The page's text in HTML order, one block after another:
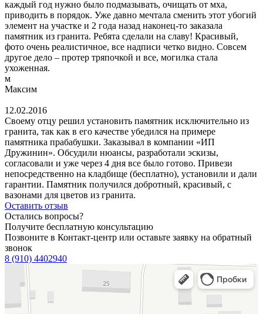
каждый год нужно было подмазывать, очищать от мха,
приводить в порядок. Уже давно мечтала сменить этот убогий
элемент на участке и 2 года назад наконец-то заказала
памятник из гранита. Ребята сделали на славу! Красивый,
фото очень реалистичное, все надписи четко видно. Совсем
другое дело – протер тряпочкой и все, могилка стала
ухоженная.
м
Максим
12.02.2016
Своему отцу решил установить памятник исключительно из
гранита, так как в его качестве убедился на примере
памятника прабабушки. Заказывал в компании «ИП
Дружинин». Обсудили нюансы, разработали эскизы,
согласовали и уже через 4 дня все было готово. Привези
непосредственно на кладбище (бесплатно), установили и дали
гарантии. Памятник получился добротный, красивый, с
вазонами для цветов из гранита.
Оставить отзыв
Остались вопросы?
Получите бесплатную консультацию
Позвоните в Контакт-центр или оставьте заявку на обратный
звонок
8 (910) 4402940